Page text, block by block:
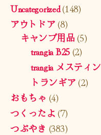
Uncategorized(148)
アウトドア(8)
キャンプ用品(5)
trangia B25(2)
trangia メスティン
トランギア(2)
おもちゃ (4)
つくったよ(7)
つぶやき (383)